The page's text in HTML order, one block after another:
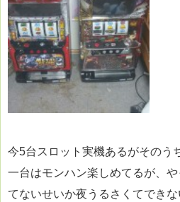
今5台スロット実機あるがそのう
一台はモンハン楽しめてるが、
てないせいか夜うるさくてできな